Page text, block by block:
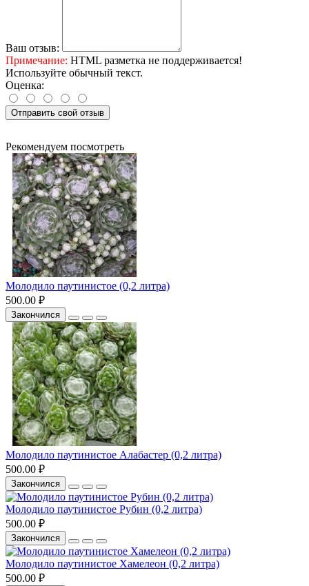
Ваш отзыв:
Примечание: HTML разметка не поддерживается!
Используйте обычный текст.
Оценка:
Отправить свой отзыв
Рекомендуем посмотреть
Молодило паутинистое (0,2 литра)
500.00 ₽
Закончился
Молодило паутинистое Алабастер (0,2 литра)
500.00 ₽
Закончился
Молодило паутинистое Рубин (0,2 литра)
500.00 ₽
Закончился
Молодило паутинистое Хамелеон (0,2 литра)
500.00 ₽